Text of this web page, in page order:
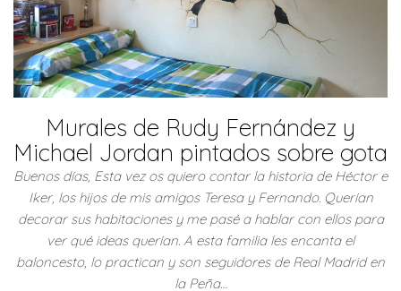
Murales de Rudy Fernández y
Michael Jordan pintados sobre gota
Buenos días, Esta vez os quiero contar la historia de Héctor e
Iker, los hijos de mis amigos Teresa y Fernando. Querían
decorar sus habitaciones y me pasé a hablar con ellos para
ver qué ideas querían. A esta familia les encanta el
baloncesto, lo practican y son seguidores de Real Madrid en
la Peña…